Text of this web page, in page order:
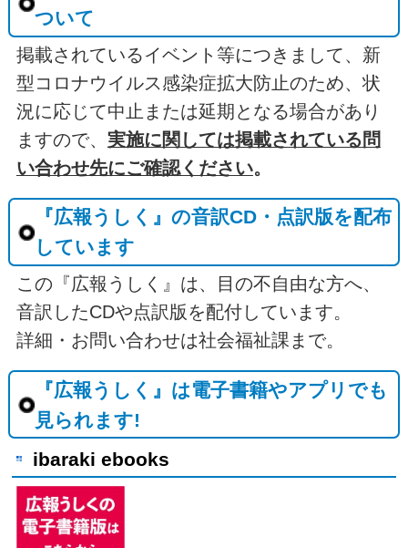
ついて
掲載されているイベント等につきまして、新
型コロナウイルス感染症拡大防止のため、状
況に応じて中止または延期となる場合があり
ますので、 実施に関しては掲載されている問
い合わせ先にご確認ください。
『広報うしく』の音訳CD・点訳版を配布
しています
この『広報うしく』は、目の不自由な方へ、
音訳したCDや点訳版を配付しています。
詳細・お問い合わせは社会福祉課まで。
『広報うしく』は電子書籍やアプリでも
見られます!
ibaraki ebooks